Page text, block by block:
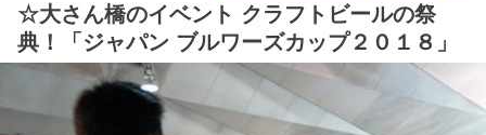
☆大さん橋のイベント クラフトビールの祭
典！「ジャパン ブルワーズカップ２０１８」